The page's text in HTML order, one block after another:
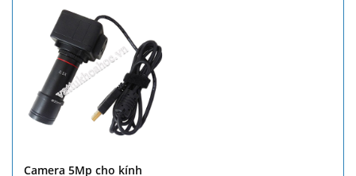
Camera 5Mp cho kính